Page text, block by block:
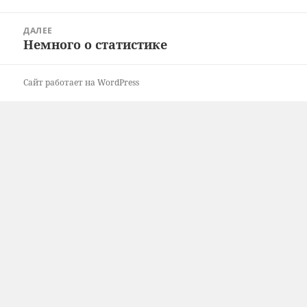
ДАЛЕЕ
Следующая
Немного о статистике
Сайт работает на WordPress